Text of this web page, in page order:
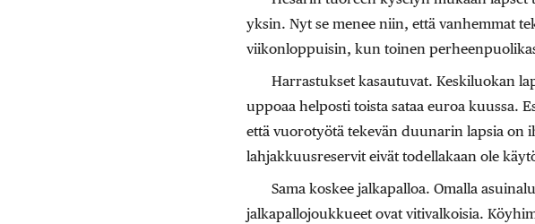
yksin. Nyt se menee niin, että vanhemmat
viikonloppuisin, kun toinen
Harrastukset kasautuvat. Keskiluokan
uppoaa helposti toista sataa euroa kuussa.
että vuorotyötä tekevän duunarin lapsia on
lahjakkuusreservit eivät todellakaan ole
Sama koskee jalkapalloa. Omalla
jalkapallojoukkueet ovat vitivalkoisia.